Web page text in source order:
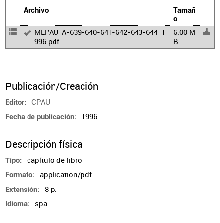
Archivo
Tamañ
o
MEPAU_A-639-640-641-642-643-644_1
996.pdf
6.00 M
B
Publicación/Creación
Editor CPAU
Fecha de publicación 1996
Descripción física
Tipo capítulo de libro
Formato application/pdf
Extensión 8 p.
Idioma spa